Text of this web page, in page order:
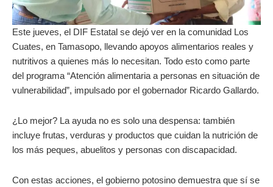
Este jueves, el DIF Estatal se dejó ver en la comunidad Los
Cuates, en Tamasopo, llevando apoyos alimentarios reales y
nutritivos a quienes más lo necesitan. Todo esto como parte
del programa “Atención alimentaria a personas en situación de
vulnerabilidad”, impulsado por el gobernador Ricardo Gallardo.
¿Lo mejor? La ayuda no es solo una despensa: también
incluye frutas, verduras y productos que cuidan la nutrición de
los más peques, abuelitos y personas con discapacidad.
Con estas acciones, el gobierno potosino demuestra que sí se